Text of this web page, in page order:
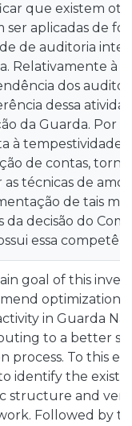
que existem
ser aplicadas de
de auditoria
Relativamente à
dos
dessa
da Guarda. Por
à tempestividade
de contas,
as técnicas de
de tais
da decisão do
essa
goal of this
in Guarda
to a better
process. To this
identify the
structure and
Followed by